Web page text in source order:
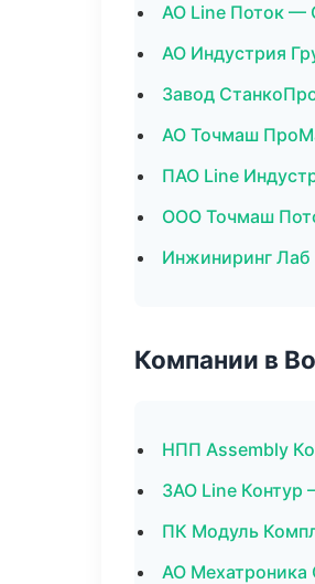
АО Line Поток —
АО Индустрия
Завод
АО Точмаш
ПАО Line
ООО Точмаш
Инжиниринг
Компании в
НПП Assembly
ЗАО Line Контур
ПК Модуль
АО Мехатроника